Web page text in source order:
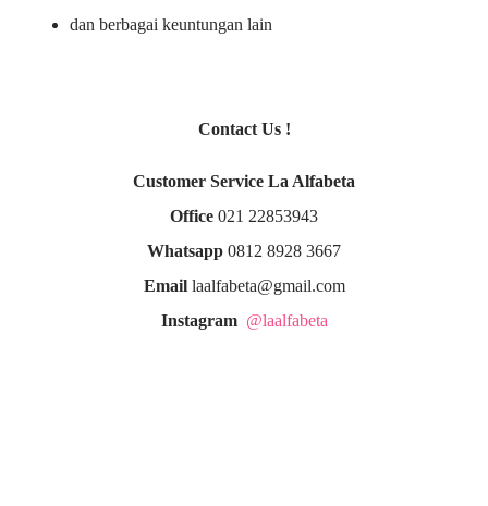
dan berbagai keuntungan lain
Contact Us !
Customer Service La Alfabeta
Office 021 22853943
Whatsapp 0812 8928 3667
Emaillaalfabeta@gmail.com
Instagram @laalfabeta